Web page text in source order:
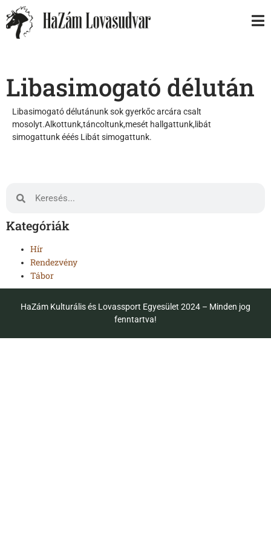
Libasimogató délután
Libasimogató délutánunk sok gyerkőc arcára csalt
mosolyt.Alkottunk,táncoltunk,mesét hallgattunk,libát
simogattunk ééés Libát simogattunk.
Kategóriák
Hír
Rendezvény
Tábor
HaZám Kulturális és Lovassport Egyesület 2024 – Minden jog
fenntartva!